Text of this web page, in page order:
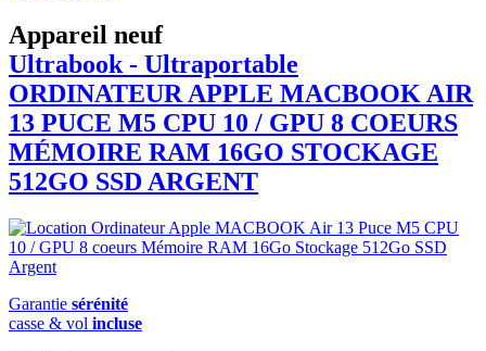
Appareil neuf
Ultrabook - Ultraportable
ORDINATEUR APPLE MACBOOK AIR
13 PUCE M5 CPU 10 / GPU 8 COEURS
MÉMOIRE RAM 16GO STOCKAGE
512GO SSD ARGENT
Garantie sérénité
casse & vol incluse